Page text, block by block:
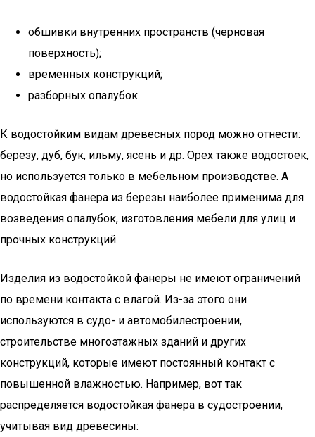
обшивки внутренних пространств (черновая
поверхность);
временных конструкций;
разборных опалубок.
К водостойким видам древесных пород можно отнести:
березу, дуб, бук, ильму, ясень и др. Орех также водостоек,
но используется только в мебельном производстве. А
водостойкая фанера из березы наиболее применима для
возведения опалубок, изготовления мебели для улиц и
прочных конструкций.
Изделия из водостойкой фанеры не имеют ограничений
по времени контакта с влагой. Из-за этого они
используются в судо- и автомобилестроении,
строительстве многоэтажных зданий и других
конструкций, которые имеют постоянный контакт с
повышенной влажностью. Например, вот так
распределяется водостойкая фанера в судостроении,
учитывая вид древесины: